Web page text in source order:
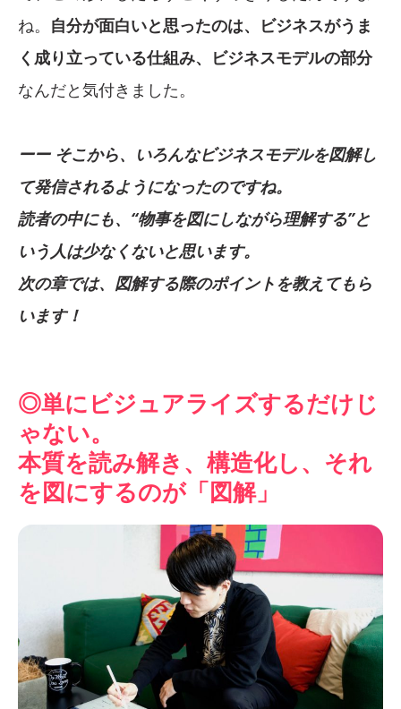
ね。 自分が面白いと思ったのは、ビジネスがうま
く成り立っている仕組み、ビジネスモデルの部分
なんだと気付きました。
ーー そこから、いろんなビジネスモデルを図解し
て発信されるようになったのですね。
読者の中にも、“物事を図にしながら理解する”と
いう人は少なくないと思います。
次の章では、図解する際のポイントを教えてもら
います！
◎単にビジュアライズするだけじ
ゃない。
本質を読み解き、構造化し、それ
を図にするのが「図解」